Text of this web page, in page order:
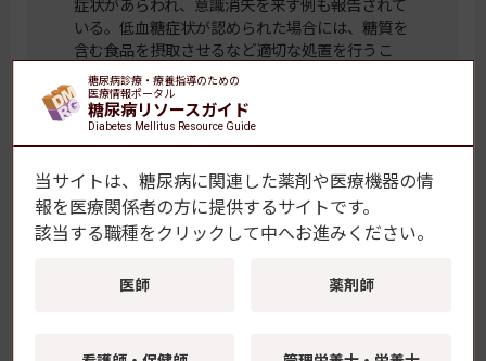
症状があらわれ、意識消失を来す例も報告されて
いる。低血糖症状が認められた場合には、糖質を
含む食品を摂取させるなど適切な処置を行うこ
と。ただし、α-グルコシダーゼ阻害剤の併用時は
ブドウ糖を投与すること。［8.1 参照］,［8.4 参
照］,［9.1.2 参照］,［10.2 参照］,［17.1 参照］
11.1.2 急性膵炎（頻度不明）
場合には投与を中止し、適切な処置を行うこと。
［8.2 参照］
11.1.3 肝機能障害、黄疸（頻度不明）
害、黄疸があらわれることがある。
糖尿病診療・療養指導のための
医療情報ポータル
糖尿病リソースガイド
Diabetes Mellitus Resource Guide
当サイトは、糖尿病に関連した薬剤や医療機器の情
報を医療関係者の方に提供するサイトです。
該当する職種をクリックして中へお進みください。
医師 薬剤師